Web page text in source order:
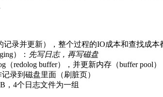
录并更新），整个过程的IO成本和查找成本
）： 先写日志，再写磁盘
redolog buffer），并更新内存（buffer pool）
录到磁盘里面（刷脏页）
，4个日志文件为一组